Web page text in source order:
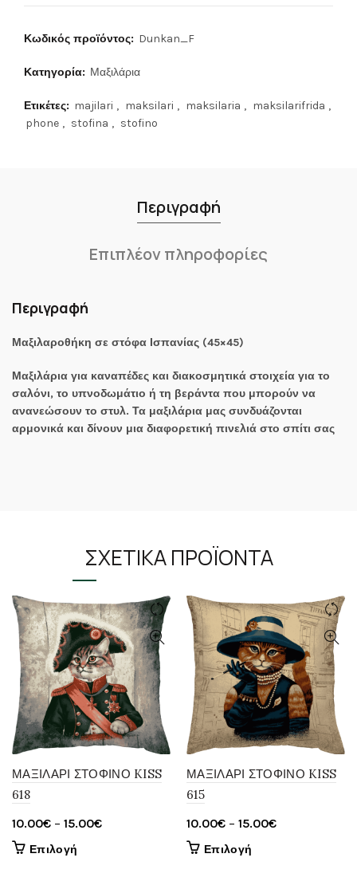
Κωδικός προϊόντος: Dunkan_F
Κατηγορία: Μαξιλάρια
Ετικέτες: majilari , maksilari , maksilaria , maksilarifrida ,
phone , stofina , stofino
Περιγραφή
Επιπλέον πληροφορίες
Περιγραφή
Μαξιλαροθήκη σε στόφα Ισπανίας (45×45)
Μαξιλάρια για καναπέδες και διακοσμητικά στοιχεία για το
σαλόνι, το υπνοδωμάτιο ή τη βεράντα που μπορούν να
ανανεώσουν το στυλ. Τα μαξιλάρια μας συνδυάζονται
αρμονικά και δίνουν μια διαφορετική πινελιά στο σπίτι σας
ΣΧΕΤΙΚΆ ΠΡΟΪΌΝΤΑ
ΜΑΞΙΛΑΡΙ ΣΤΟΦΙΝΟ KISS
618
10.00€ – 15.00€Price
Επιλογή
ΜΑΞΙΛΑΡΙ ΣΤΟΦΙΝΟ KISS
615
10.00€ – 15.00€Price
Επιλογή